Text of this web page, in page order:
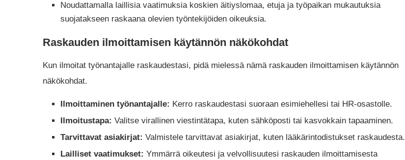
Noudattamalla laillisia vaatimuksia koskien äitiyslomaa, etuja ja työpaikan mukautuksia
suojatakseen raskaana olevien työntekijöiden oikeuksia.
Raskauden ilmoittamisen käytännön näkökohdat
Kun ilmoitat työnantajalle raskaudestasi, pidä mielessä nämä raskauden ilmoittamisen käytännön
näkökohdat.
Ilmoittaminen työnantajalle: Kerro raskaudestasi suoraan esimiehellesi tai HR-osastolle.
Ilmoitustapa: Valitse virallinen viestintätapa, kuten sähköposti tai kasvokkain tapaaminen.
Tarvittavat asiakirjat: Valmistele tarvittavat asiakirjat, kuten lääkärintodistukset raskaudesta.
Lailliset vaatimukset: Ymmärrä oikeutesi ja velvollisuutesi raskauden ilmoittamisesta